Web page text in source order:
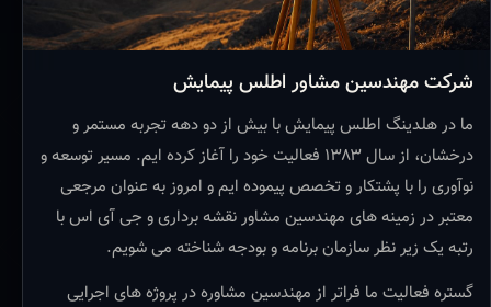
شرکت مهندسین مشاور اطلس پیمایش
ما در هلدینگ اطلس پیمایش با بیش از دو دهه تجربه مستمر و
درخشان، از سال ۱۳۸۳ فعالیت خود را آغاز کرده ایم. مسیر توسعه و
نوآوری را با پشتکار و تخصص پیموده ایم و امروز به عنوان مرجعی
معتبر در زمینه های مهندسین مشاور نقشه برداری و جی آی اس با
رتبه یک زیر نظر سازمان برنامه و بودجه شناخته می شویم.
گستره فعالیت ما فراتر از مهندسین مشاوره در پروژه های اجرایی